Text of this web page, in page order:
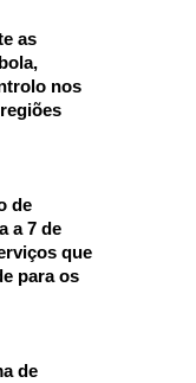
as
nos
de
a 7 de
que
para os
de